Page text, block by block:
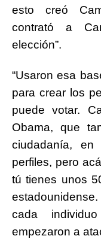
esto creó
contrató a
elección”.
“Usaron esa
para crear los
puede votar.
Obama, que
ciudadanía,
perfiles, pero
tú tienes unos
cada
empezaron a